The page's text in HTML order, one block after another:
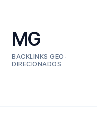
MG
BACKLINKS GEO-
DIRECIONADOS